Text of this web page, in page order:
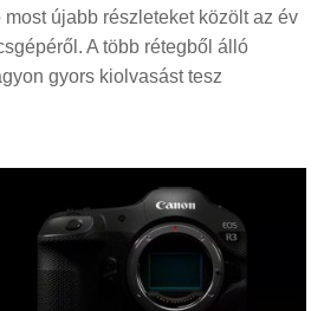
most újabb részleteket közölt az év
A több rétegből álló
gyors kiolvasást tesz